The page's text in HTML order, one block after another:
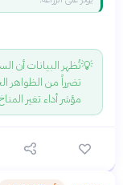
💡تُظهر البيانات أن
تضرراً من الظواهر
مؤشر أداء تغير